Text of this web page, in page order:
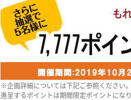
※企画詳細については下記ご参照ください
進呈するポイントは期間限定ポイントにな